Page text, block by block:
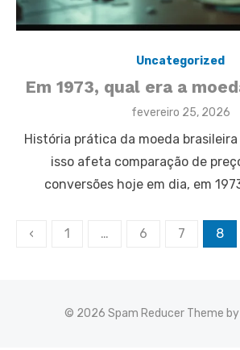
Uncategorized
Em 1973, qual era a
Posted
fevereiro 25, 2026
História prática da moeda brasileira
isso afeta comparação de
conversões hoje em dia, em
Paginação
‹ 1 … 6 7 8
© 2026 Spam ReducerTheme by